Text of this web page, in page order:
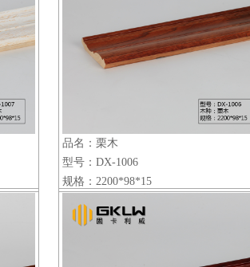
品名：栗木
型号：DX-1006
规格：2200*98*15